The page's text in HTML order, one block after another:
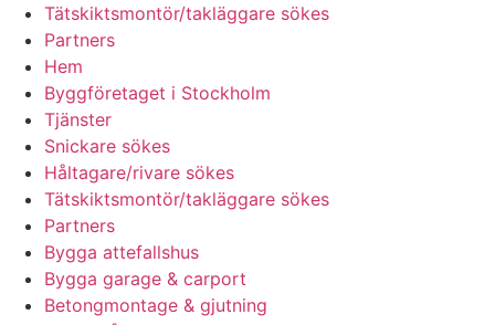
Tätskiktsmontör/takläggare sökes
Partners
Hem
Byggföretaget i Stockholm
Tjänster
Snickare sökes
Håltagare/rivare sökes
Tätskiktsmontör/takläggare sökes
Partners
Bygga attefallshus
Bygga garage & carport
Betongmontage & gjutning